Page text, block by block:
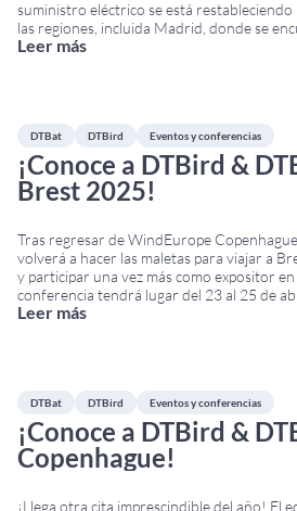
suministro eléctrico se está
las regiones, incluida Madrid, donde se
Impacto en las operaciones de DTBird &
Leer más
DTBat DTBird Eventos y conferencias
¡Conoce a DTBird &
Brest 2025!
Tras regresar de WindEurope
volverá a hacer las maletas para viajar a
y participar una vez más como expositor
conferencia tendrá lugar del 23 al 25 de
Congresos Le Quartz. Si deseas más
Leer más
DTBat DTBird Eventos y conferencias
¡Conoce a DTBird &
Copenhague!
¡Llega otra cita imprescindible del año! El